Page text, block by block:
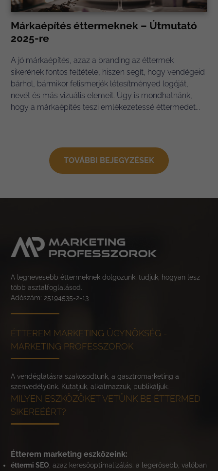
Márkaépítés éttermeknek – Útmutató
2025-re
A jó márkaépítés, azaz a branding az éttermek
sikerének fontos feltétele, hiszen segít, hogy vendégeid
bárhol, bármikor felismerjék létesítményed logóját,
nevét és más vizuális elemeit. Úgy is mondhatnánk,
hogy a márkaépítés teszi emlékezetessé éttermedet...
TOVÁBBI BEJEGYZÉSEK
A legnevesebb éttermeknek dolgozunk, tudjuk, hogyan lesz
több asztalfoglalásod.
Adószám: 25194535-2-13
ÉTTEREM MARKETING ÜGYNÖKSÉG -
MARKETING PROFESSZOROK
A vendéglátásra szakosodtunk, a gasztromarketing a
szenvedélyünk. Kutatjuk, alkalmazzuk, publikáljuk.
MILYEN ESZKÖZÖKET VETÜNK BE ÉTTERMED
SIKEREÉÉRT?
Étterem marketing eszközeink:
éttermi SEO, azaz keresőoptimalizálás: a legerősebb, valóban